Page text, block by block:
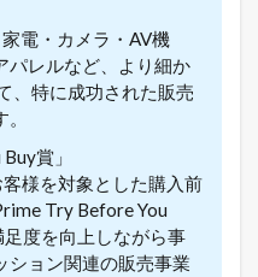
電・カメラ・AV機
パレルなど、より細か
、特に成功された販売
賞」
様を対象とした購入前
Try Before You
度を向上しながら事
ション関連の販売事業